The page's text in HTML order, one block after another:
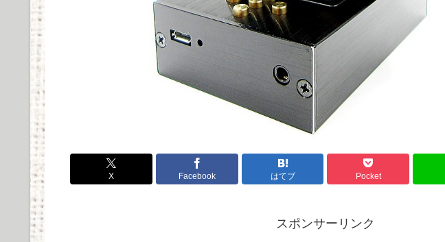
X Facebook はてブ Pocket
スポンサーリンク